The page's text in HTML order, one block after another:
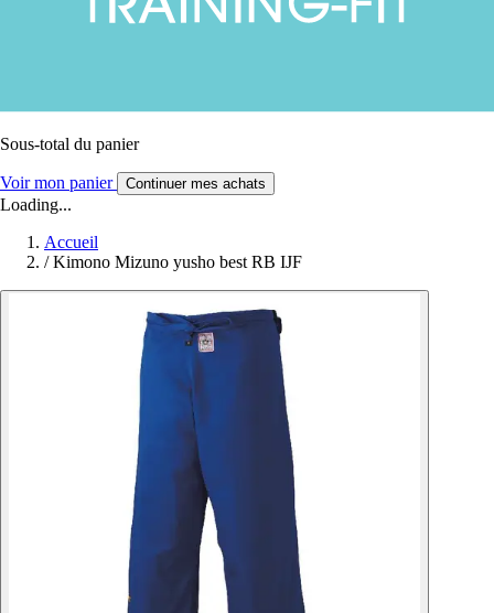
Sous-total du panier
Voir mon panier Continuer mes achats
Loading...
Accueil
/ Kimono Mizuno yusho best RB IJF